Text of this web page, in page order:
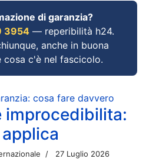
di garanzia?
3954 — reperibilità h24.
anche in buona
cosa c'è nel fascicolo.
cosa fare davvero
improcedibilita:
27 Luglio 2026